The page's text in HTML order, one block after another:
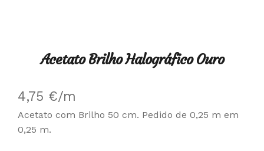
Acetato Brilho Halográfico Ouro
4,75 €/m
Acetato com Brilho 50 cm. Pedido de 0,25 m em
0,25 m.